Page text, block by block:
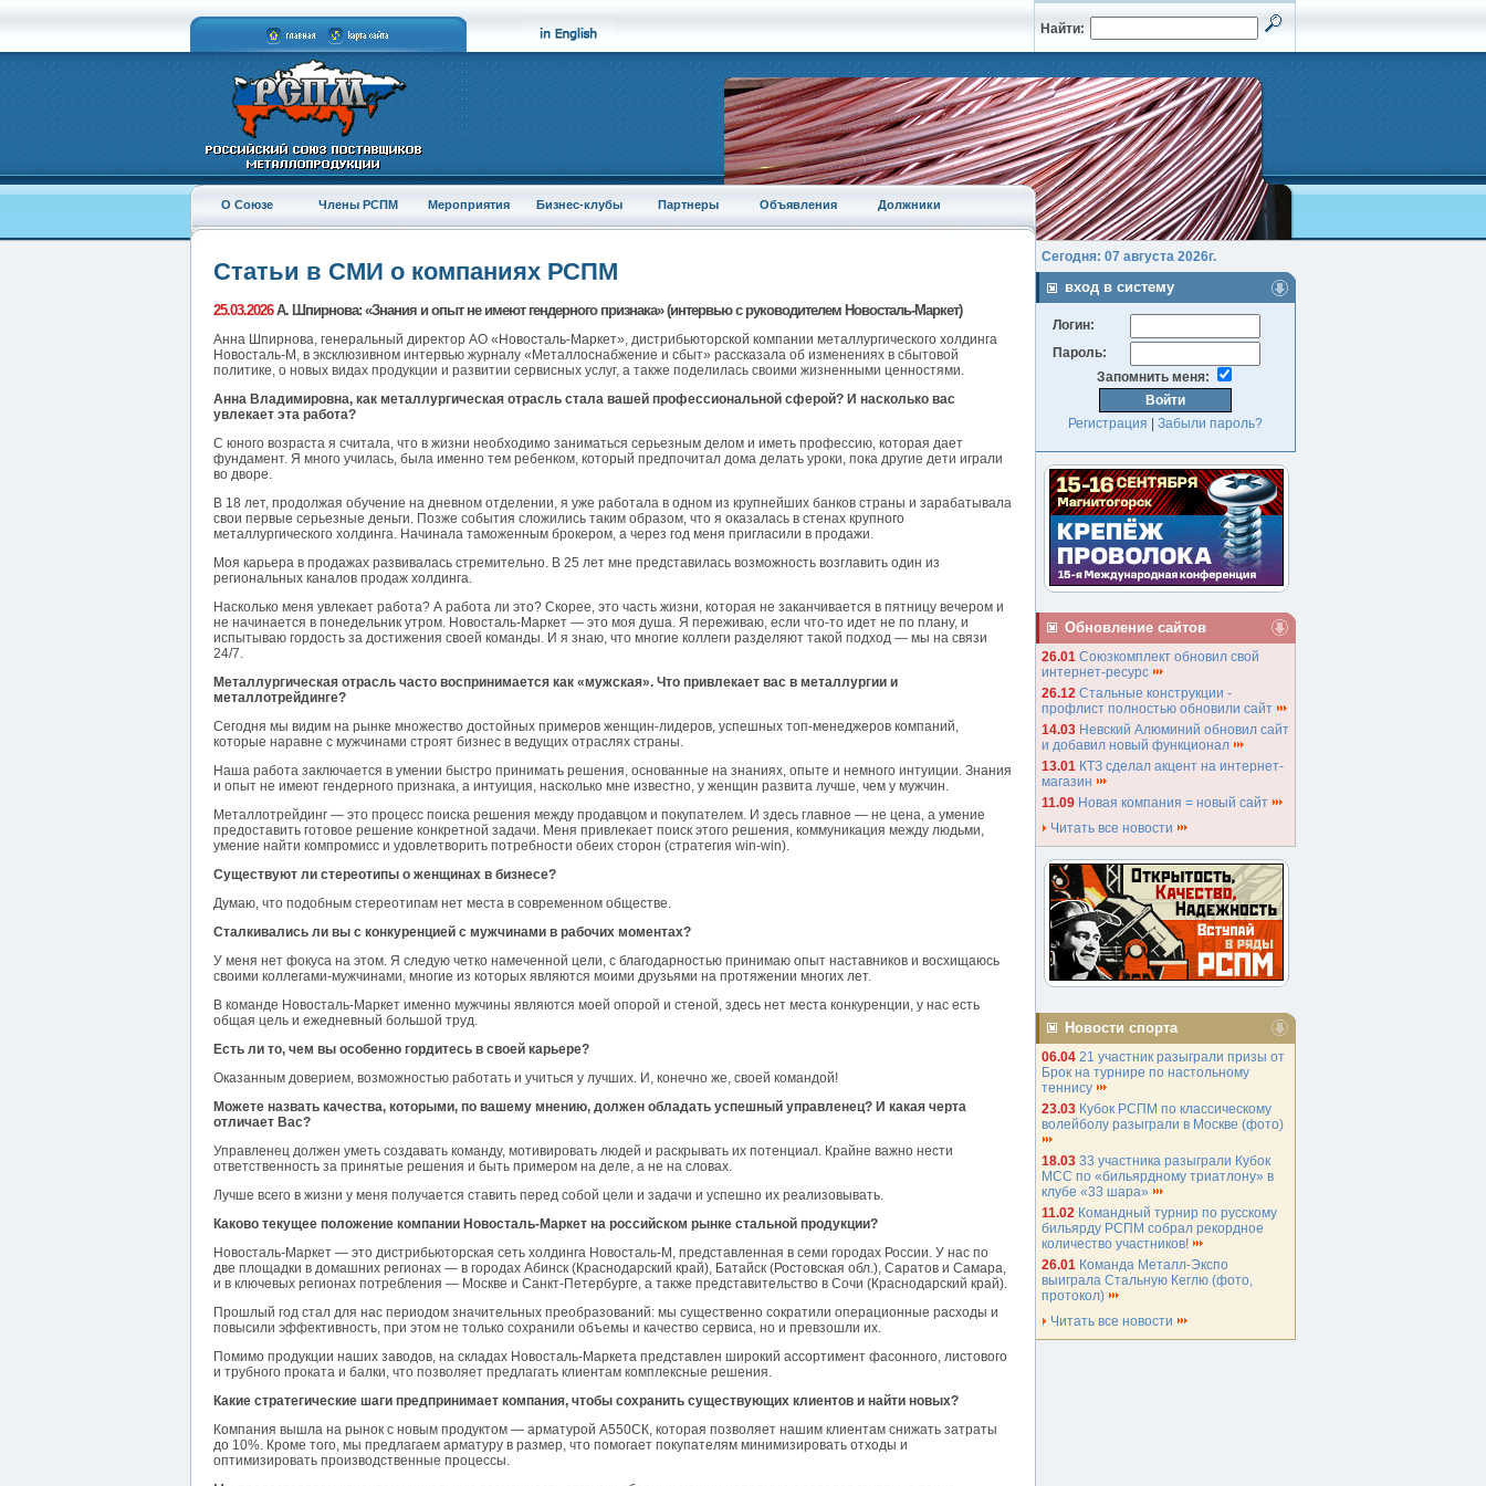
Найти:
О Союзе Члены РСПМ Мероприятия Бизнес-клубы Партнеры Объявления Должники
Статьи в СМИ о компаниях РСПМ
25.03.2026А. Шпирнова: «Знания и опыт не имеют гендерного признака» (интервью с руководителем Новосталь-Маркет)
Анна Шпирнова, генеральный директор АО «Новосталь-Маркет», дистрибьюторской компании металлургического холдинга
Новосталь-М, в эксклюзивном интервью журналу «Металлоснабжение и сбыт» рассказала об изменениях в сбытовой
политике, о новых видах продукции и развитии сервисных услуг, а также поделилась своими жизненными ценностями.
Анна Владимировна, как металлургическая отрасль стала вашей профессиональной сферой? И насколько вас
увлекает эта работа?
С юного возраста я считала, что в жизни необходимо заниматься серьезным делом и иметь профессию, которая дает
фундамент. Я много училась, была именно тем ребенком, который предпочитал дома делать уроки, пока другие дети играли
во дворе.
В 18 лет, продолжая обучение на дневном отделении, я уже работала в одном из крупнейших банков страны и зарабатывала
свои первые серьезные деньги. Позже события сложились таким образом, что я оказалась в стенах крупного
металлургического холдинга. Начинала таможенным брокером, а через год меня пригласили в продажи.
Моя карьера в продажах развивалась стремительно. В 25 лет мне представилась возможность возглавить один из
региональных каналов продаж холдинга.
Насколько меня увлекает работа? А работа ли это? Скорее, это часть жизни, которая не заканчивается в пятницу вечером и
не начинается в понедельник утром. Новосталь-Маркет — это моя душа. Я переживаю, если что-то идет не по плану, и
испытываю гордость за достижения своей команды. И я знаю, что многие коллеги разделяют такой подход — мы на связи
24/7.
Металлургическая отрасль часто воспринимается как «мужская». Что привлекает вас в металлургии и
металлотрейдинге?
Сегодня мы видим на рынке множество достойных примеров женщин-лидеров, успешных топ-менеджеров компаний,
которые наравне с мужчинами строят бизнес в ведущих отраслях страны.
Наша работа заключается в умении быстро принимать решения, основанные на знаниях, опыте и немного интуиции. Знания
и опыт не имеют гендерного признака, а интуиция, насколько мне известно, у женщин развита лучше, чем у мужчин.
Металлотрейдинг — это процесс поиска решения между продавцом и покупателем. И здесь главное — не цена, а умение
предоставить готовое решение конкретной задачи. Меня привлекает поиск этого решения, коммуникация между людьми,
умение найти компромисс и удовлетворить потребности обеих сторон (стратегия win-win).
Существуют ли стереотипы о женщинах в бизнесе?
Думаю, что подобным стереотипам нет места в современном обществе.
Сталкивались ли вы с конкуренцией с мужчинами в рабочих моментах?
У меня нет фокуса на этом. Я следую четко намеченной цели, с благодарностью принимаю опыт наставников и восхищаюсь
своими коллегами-мужчинами, многие из которых являются моими друзьями на протяжении многих лет.
В команде Новосталь-Маркет именно мужчины являются моей опорой и стеной, здесь нет места конкуренции, у нас есть
общая цель и ежедневный большой труд.
Есть ли то, чем вы особенно гордитесь в своей карьере?
Оказанным доверием, возможностью работать и учиться у лучших. И, конечно же, своей командой!
Можете назвать качества, которыми, по вашему мнению, должен обладать успешный управленец? И какая черта
отличает Вас?
Управленец должен уметь создавать команду, мотивировать людей и раскрывать их потенциал. Крайне важно нести
ответственность за принятые решения и быть примером на деле, а не на словах.
Лучше всего в жизни у меня получается ставить перед собой цели и задачи и успешно их реализовывать.
Каково текущее положение компании Новосталь-Маркет на российском рынке стальной продукции?
Новосталь-Маркет — это дистрибьюторская сеть холдинга Новосталь-М, представленная в семи городах России. У нас по
две площадки в домашних регионах — в городах Абинск (Краснодарский край), Батайск (Ростовская обл.), Саратов и Самара,
и в ключевых регионах потребления — Москве и Санкт-Петербурге, а также представительство в Сочи (Краснодарский край).
Прошлый год стал для нас периодом значительных преобразований: мы существенно сократили операционные расходы и
повысили эффективность, при этом не только сохранили объемы и качество сервиса, но и превзошли их.
Помимо продукции наших заводов, на складах Новосталь-Маркета представлен широкий ассортимент фасонного, листового
и трубного проката и балки, что позволяет предлагать клиентам комплексные решения.
Какие стратегические шаги предпринимает компания, чтобы сохранить существующих клиентов и найти новых?
Компания вышла на рынок с новым продуктом — арматурой А550СК, которая позволяет нашим клиентам снижать затраты
до 10%. Кроме того, мы предлагаем арматуру в размер, что помогает покупателям минимизировать отходы и
оптимизировать производственные процессы.
Сегодня: 07 августа 2026г.
вход в систему
Логин:
Пароль:
Запомнить меня:
Регистрация Забыли пароль?
Обновление сайтов
26.01 Союзкомплект обновил свой
интернет-ресурс
26.12 Стальные конструкции -
профлист полностью обновили сайт
14.03 Невский Алюминий обновил сайт
и добавил новый функционал
13.01 КТЗ сделал акцент на интернет-
магазин
11.09 Новая компания = новый сайт
Читать все новости
Новости спорта
06.04 21 участник разыграли призы от
Брок на турнире по настольному
теннису
23.03 Кубок РСПМ по классическому
волейболу разыграли в Москве (фото)
18.03 33 участника разыграли Кубок
МСС по «бильярдному триатлону» в
клубе «33 шара»
11.02 Командный турнир по русскому
бильярду РСПМ собрал рекордное
количество участников!
26.01 Команда Металл-Экспо
выиграла Стальную Кеглю (фото,
протокол)
Читать все новости